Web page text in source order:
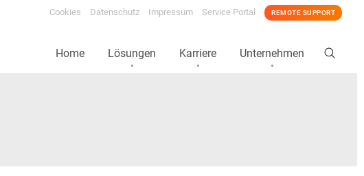
Cookies Datenschutz Impressum Service Portal REMOTE SUPPORT
Home Lösungen Karriere Unternehmen